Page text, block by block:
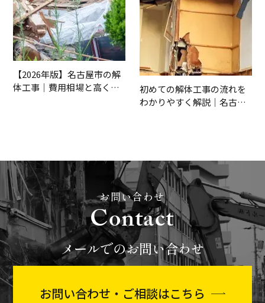
【2026年版】名古屋市の解
体工事｜費用相場と高くな
初めての解体工事の流れを
わかりやすく解説｜名古屋
お問い合わせ
Contact
メールでのお問い合わせ
お問い合わせ・ご相談はこちら